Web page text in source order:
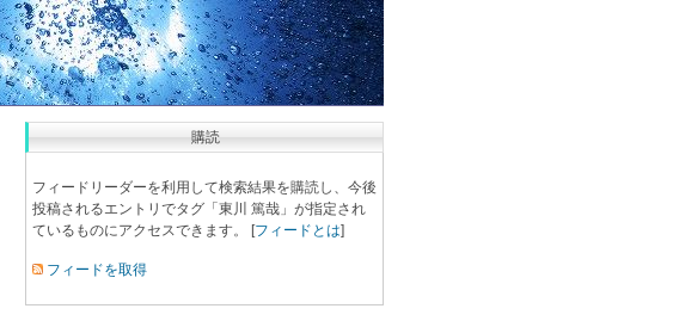
購読
フィードリーダーを利用して検索結果を購読し、今後
投稿されるエントリでタグ「東川 篤哉」が指定され
ているものにアクセスできます。 [フィードとは]
フィードを取得